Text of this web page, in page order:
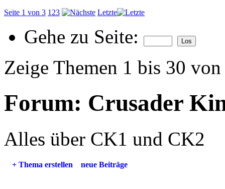
Seite 1 von 3 1 23 Letzte
Gehe zu Seite:
Zeige Themen 1 bis 30
Forum: Crusader
Alles über CK1 und CK2
+ Thema erstellen neue Beiträge